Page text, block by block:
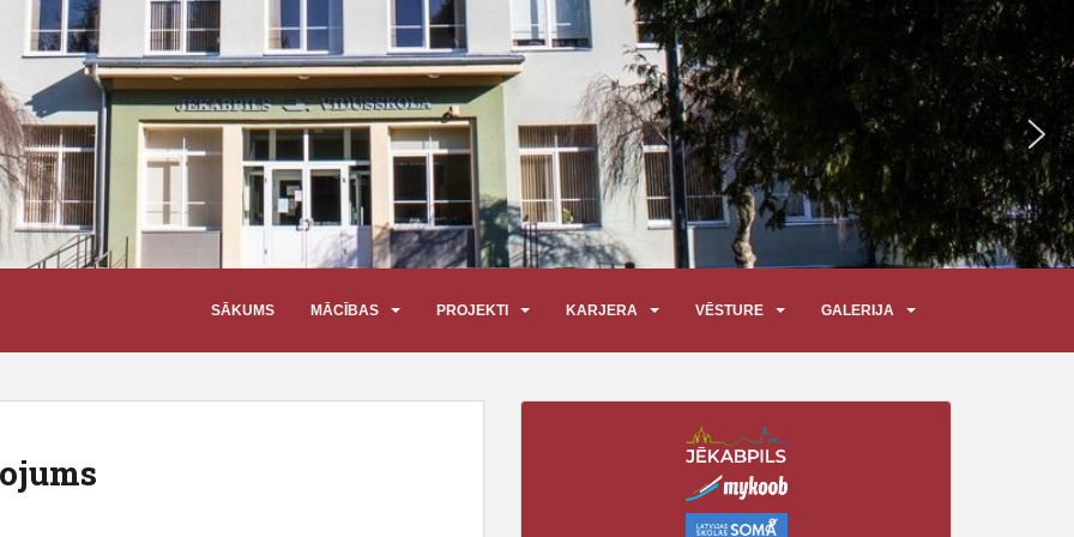
SĀKUMS MĀCĪBAS PROJEKTI KARJERA VĒSTURE GALERIJA